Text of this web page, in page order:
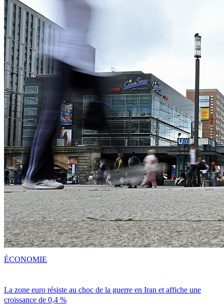
La zone euro résiste au choc de la guerre en Iran et affiche une
croissance de 0,4 %
ÉCONOMIE